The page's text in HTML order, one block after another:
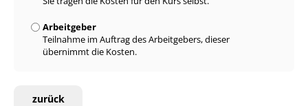
Arbeitgeber
Teilnahme im Auftrag des Arbeitgebers, dieser
übernimmt die Kosten.
zurück